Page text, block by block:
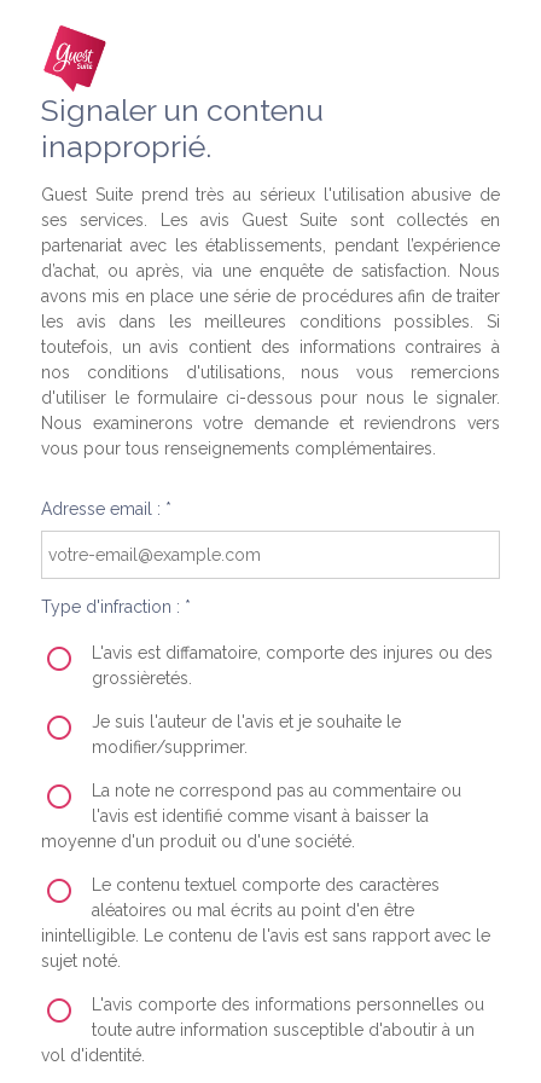
Signaler un contenu
inapproprié.
Guest Suite prend très au sérieux l'utilisation abusive de
ses services. Les avis Guest Suite sont collectés en
partenariat avec les établissements, pendant l’expérience
d’achat, ou après, via une enquête de satisfaction. Nous
avons mis en place une série de procédures afin de traiter
les avis dans les meilleures conditions possibles. Si
toutefois, un avis contient des informations contraires à
nos conditions d'utilisations, nous vous remercions
d'utiliser le formulaire ci-dessous pour nous le signaler.
Nous examinerons votre demande et reviendrons vers
vous pour tous renseignements complémentaires.
Adresse email : *
Type d'infraction : *
L'avis est diffamatoire, comporte des injures ou des
grossièretés.
Je suis l'auteur de l'avis et je souhaite le
modifier/supprimer.
La note ne correspond pas au commentaire ou
l'avis est identifié comme visant à baisser la
moyenne d'un produit ou d'une société.
Le contenu textuel comporte des caractères
aléatoires ou mal écrits au point d'en être
inintelligible. Le contenu de l'avis est sans rapport avec le
sujet noté.
L'avis comporte des informations personnelles ou
toute autre information susceptible d'aboutir à un
vol d'identité.